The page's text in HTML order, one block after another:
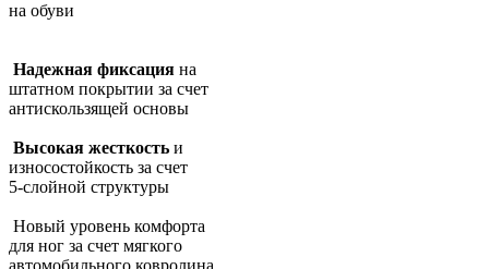
на обуви
Надежная фиксация на
штатном покрытии за счет
антискользящей основы
Высокая жесткость и
износостойкость за счет
5-слойной структуры
Новый уровень комфорта
для ног за счет мягкого
автомобильного ковролина